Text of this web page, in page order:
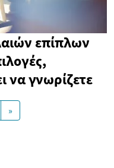
επίπλων
να γνωρίζετε
»